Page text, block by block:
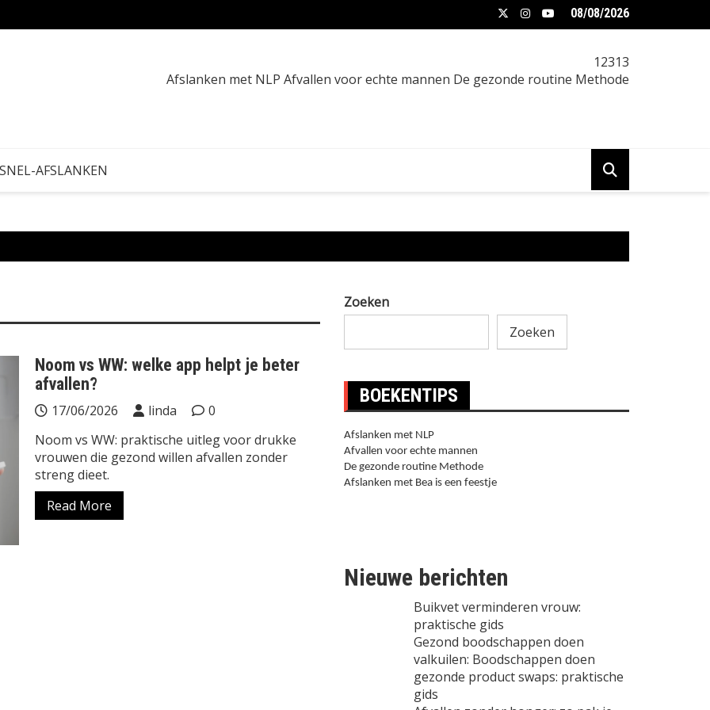
Buikvet verminderen vrouw: praktische gids 08/08/2026
12313
Afslanken met NLP Afvallen voor echte mannen De gezonde routine Methode
AFSLANKEN
Noom vs WW: welke app helpt je beter
afvallen?
17/06/2026 linda
0
Noom vs WW: praktische uitleg voor drukke
vrouwen die gezond willen afvallen zonder
streng dieet.
Read More
Zoeken
Zoeken
BOEKENTIPS
Afslanken met NLP
Afvallen voor echte mannen
De gezonde routine Methode
Afslanken met Bea is een feestje
Nieuwe berichten
Buikvet verminderen vrouw:
praktische gids
Gezond boodschappen doen
valkuilen: Boodschappen doen
gezonde product swaps: praktische
gids